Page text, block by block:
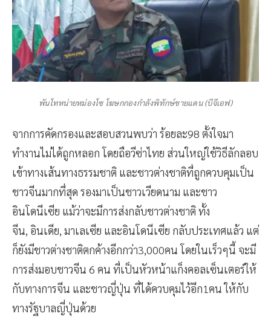
พันโทหน่ายหม่องโซ โฆษกกองกำลังพิทักษ์ชายแดน (บีจีเอฟ)
จากการคัดกรองและสอบสวนพบว่า ร้อยละ98 ตั้งใจมา
ทำงานไม่ได้ถูกหลอก โดยถือวีซ่าไทย ส่วนใหญ่ใช้วิธีลักลอบ
เข้าทางเส้นทางธรรมชาติ และชาวต่างชาติที่ถูกควบคุมเป็น
ชาวจีนมากที่สุด รองมาเป็นชาวเวียดนาม และชาว
อินโดนีเซีย แม้ว่าจะมีการส่งกลับชาวต่างชาติ ทั้ง
จีน, อินเดีย, มาเลเซีย และอินโดนีเซีย กลับประเทศแล้ว แต่
ก็ยังมีชาวต่างชาติตกค้างอีกกว่า3,000คน โดยในเร็วๆนี้ จะมี
การส่งมอบชาวจีน 6 คน ที่เป็นหัวหน้าแก็งคอลเซ็นเตอร์ให้
กับทางการจีน และชาวญี่ปุ่น ที่ได้ควบคุมไว้อีก1คน ให้กับ
ทางรัฐบาลญี่ปุ่นด้วย